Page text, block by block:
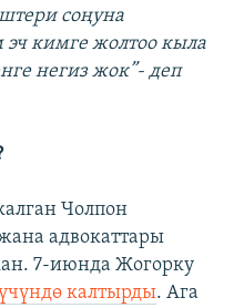
соңуна
кимге жолтоо кыла
негиз жок”- деп
Чолпон
адвокаттары
7-июнда Жогорку
калтырды. Ага